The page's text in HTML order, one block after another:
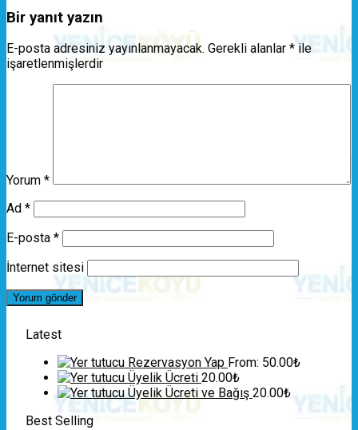
Bir yanıt yazın
E-posta adresiniz yayınlanmayacak. Gerekli alanlar * ile
işaretlenmişlerdir
Yorum *
Ad *
E-posta *
İnternet sitesi
Latest
Rezervasyon Yap From: 50.00₺
Üyelik Ücreti 20.00₺
Üyelik Ücreti ve Bağış 20.00₺
Best Selling